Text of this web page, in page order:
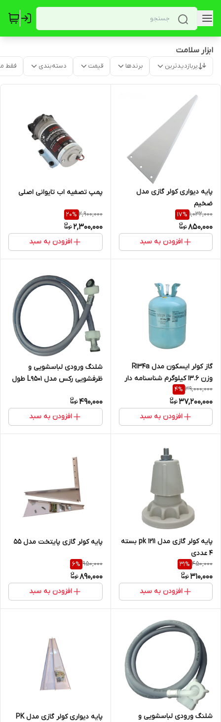
ابزار سلامت
پربازدیدترین برندها قیمت دسته‌بندی فقط
پایه دیواری کولر گازی مدل
ضخیم
1,032,000
17%
850,000
افزودن به سبد
پمپ تصفیه اب تایوانی اصلی
2,900,000
20%
2,300,000
افزودن به سبد
گاز کولر ایسکون مدل R134a
وزن 13.6 کیلوگرم شناسنامه دار
39,000,000
4%
37,200,000
افزودن به سبد
شلنگ ورودی لباسشویی و
ظرفشویی رکس مدل L9501 طول
490,000
افزودن به سبد
پایه کولر گازی مدل pk 1211 بسته
4 عددی
450,000
31%
310,000
افزودن به سبد
پایه کولر گازی پایتخت مدل 55
950,000
6%
890,000
افزودن به سبد
شلنگ ورودی لباسشویی و
پایه دیواری کولر گازی مدل PK